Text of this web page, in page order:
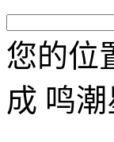
您的位
成 鸣